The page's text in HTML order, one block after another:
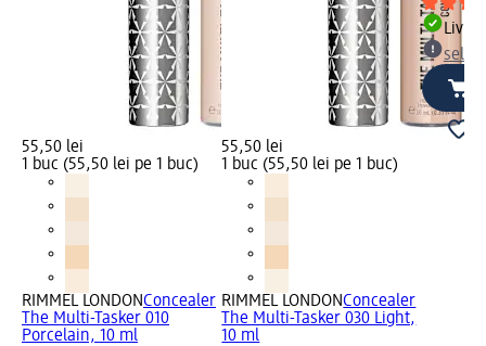
55,50 lei
1 buc (55,50 lei pe 1 buc)
RIMMEL LONDONConcealer
The Multi-Tasker 010
Porcelain, 10 ml
55,50 lei
1 buc (55,50 lei pe 1 buc)
RIMMEL LONDONConcealer
The Multi-Tasker 030 Light,
10 ml